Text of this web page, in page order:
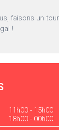
faisons un
!
11h00 - 15h00
18h00 - 00h00